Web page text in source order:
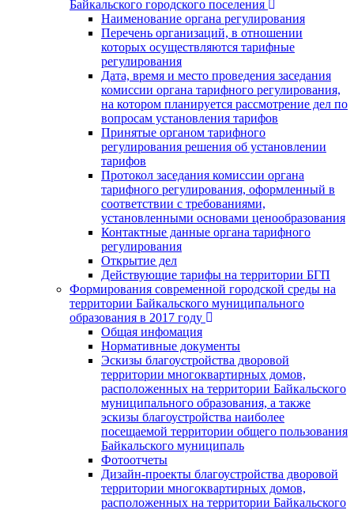
Байкальского городского поселения
Наименование органа регулирования
Перечень организаций, в отношении
которых осуществляются тарифные
регулирования
Дата, время и место проведения заседания
комиссии органа тарифного регулирования,
на котором планируется рассмотрение дел по
вопросам установления тарифов
Принятые органом тарифного
регулирования решения об установлении
тарифов
Протокол заседания комиссии органа
тарифного регулирования, оформленный в
соответствии с требованиями,
установленными основами ценообразования
Контактные данные органа тарифного
регулирования
Открытие дел
Действующие тарифы на территории БГП
Формирования современной городской среды на
территории Байкальского муниципального
образования в 2017 году
Общая инфомация
Нормативные документы
Эскизы благоустройства дворовой
территории многоквартирных домов,
расположенных на территории Байкальского
муниципального образования, а также
эскизы благоустройства наиболее
посещаемой территории общего пользования
Байкальского муниципаль
Фотоотчеты
Дизайн-проекты благоустройства дворовой
территории многоквартирных домов,
расположенных на территории Байкальского